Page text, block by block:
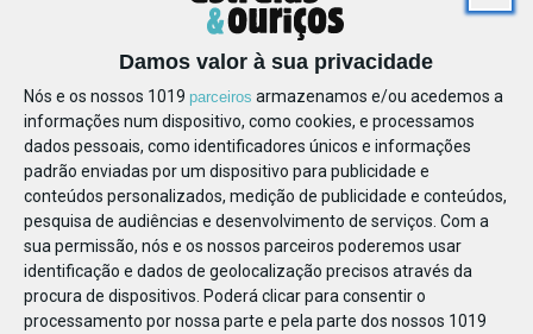
Damos valor à sua privacidade
Nós e os nossos 1019 parceiros armazenamos e/ou acedemos a
informações num dispositivo, como cookies, e processamos
dados pessoais, como identificadores únicos e informações
padrão enviadas por um dispositivo para publicidade e
conteúdos personalizados, medição de publicidade e conteúdos,
pesquisa de audiências e desenvolvimento de serviços. Com a
sua permissão, nós e os nossos parceiros poderemos usar
identificação e dados de geolocalização precisos através da
procura de dispositivos. Poderá clicar para consentir o
processamento por nossa parte e pela parte dos nossos 1019